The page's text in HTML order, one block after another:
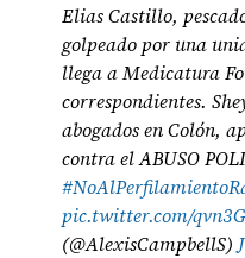
Elias Castillo,
golpeado por una
llega a Medicatura
correspondientes.
abogados en Colón,
contra el ABUSO
pic.twitter.com/
(@AlexisCampbellS)